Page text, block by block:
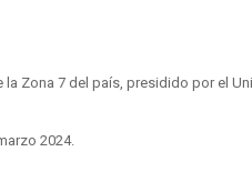
Zona 7 del país, presidido por el
2024.